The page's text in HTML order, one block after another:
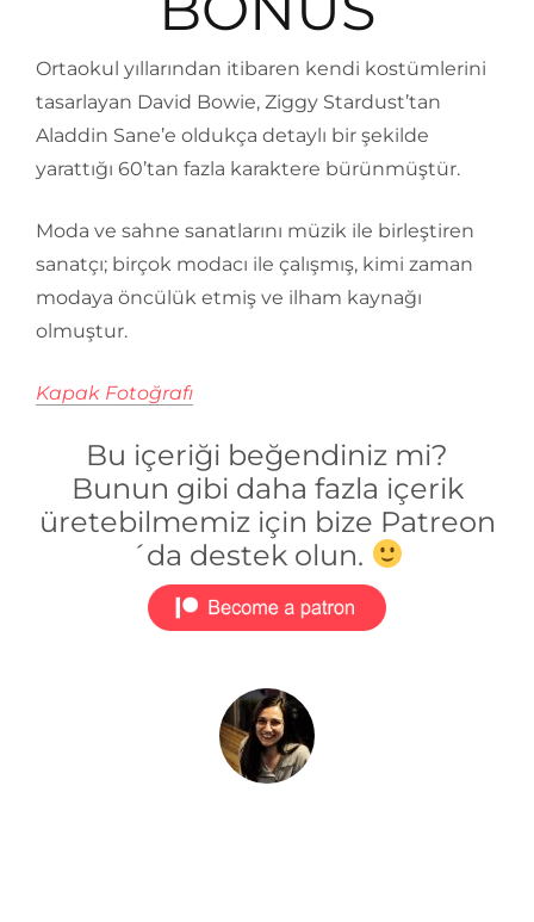
Ortaokul yıllarından itibaren kendi kostümlerini
tasarlayan David Bowie, Ziggy Stardust’tan
Aladdin Sane’e oldukça detaylı bir şekilde
yarattığı 60’tan fazla karaktere bürünmüştür.
Moda ve sahne sanatlarını müzik ile birleştiren
sanatçı; birçok modacı ile çalışmış, kimi zaman
modaya öncülük etmiş ve ilham kaynağı
olmuştur.
Kapak Fotoğrafı
Bu içeriği beğendiniz mi?
Bunun gibi daha fazla içerik
üretebilmemiz için bize Patreon
´da destek olun.